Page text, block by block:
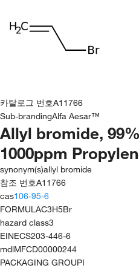
카탈로그 번호A11766
Sub-brandingAlfa Aesar™
Allyl bromide,
1000ppm
synonym(s)allyl bromide
참조 번호A11766
cas106-95-6
FORMULAC3H5Br
hazard class3
EINECS203-446-6
mdlMFCD00000244
PACKAGING GROUPI